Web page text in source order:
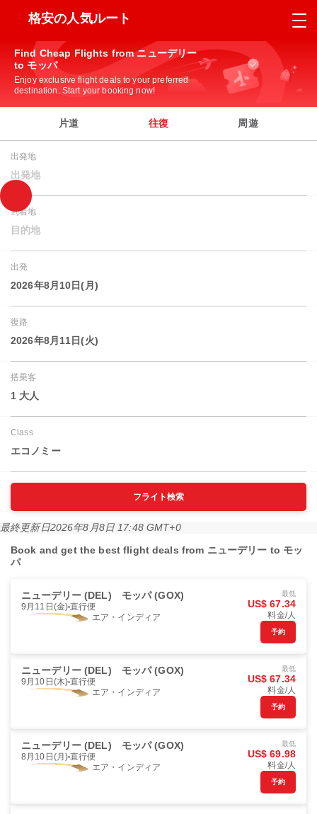
格安の人気ルート
Find Cheap Flights from ニューデリー
to モッパ
Enjoy exclusive flight deals to your preferred
destination. Start your booking now!
片道 往復 周遊
出発地
出発地
到着地
目的地
出発
2026年8月10日(月)
復路
2026年8月11日(火)
搭乗客
1 大人
Class
エコノミー
フライト検索
最終更新日2026年8月8日 17:48 GMT+0
Book and get the best flight deals from ニューデリー to モッ
パ
ニューデリー (DEL) モッパ (GOX)
9月11日(金) 直行便
エア・インディア
最低
US$ 67.34
料金/人
予約
ニューデリー (DEL) モッパ (GOX)
9月10日(木) 直行便
エア・インディア
最低
US$ 67.34
料金/人
予約
ニューデリー (DEL) モッパ (GOX)
8月10日(月) 直行便
エア・インディア
最低
US$ 69.98
料金/人
予約